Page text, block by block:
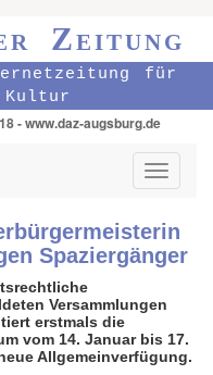
Zeitung
für
- www.daz-augsburg.de
Toggle
Spaziergänger
Versammlungen
erstmals die
vom 14. Januar bis 17.
Allgemeinverfügung.